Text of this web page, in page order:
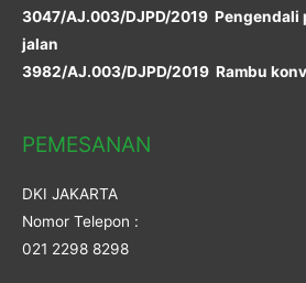
3047/AJ.003/DJPD/2019 Pengendali
jalan
3982/AJ.003/DJPD/2019 Rambu
PEMESANAN
DKI JAKARTA
Nomor Telepon :
021 2298 8298